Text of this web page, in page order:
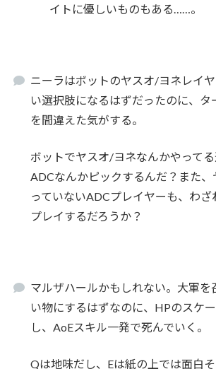
イトに優しいものもある……。
ニーラはボットのヤスオ/ヨネレイ
い選択肢になるはずだったのに、タ
を間違えた気がする。
ボットでヤスオ/ヨネなんかやって
ADCなんかピックするんだ？また
っていないADCプレイヤーも、わざ
プレイするだろうか？
マルザハールかもしれない。大軍を
い物にするはずなのに、HPのスケ
し、AoEスキル一発で死んでいく。
Qは地味だし、Eは紙の上では面白